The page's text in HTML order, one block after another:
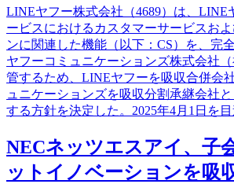
LINEヤフー株式会社（4689）は、LINE
ービスにおけるカスタマーサービスお
ンに関連した機能（以下：CS）を、完
ヤフーコミュニケーションズ株式会社
管するため、LINEヤフーを吸収合併会
ュニケーションズを吸収分割承継会社
する方針を決定した。2025年4月1日を
NECネッツエスアイ、子
ットイノベーションを吸